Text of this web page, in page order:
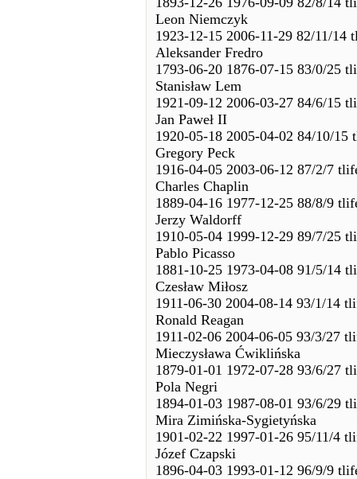
Leon Niemczyk
1923-12-15 2006-11-29 82/11/14
Aleksander Fredro
1793-06-20 1876-07-15 83/0/25
Stanisław Lem
1921-09-12 2006-03-27 84/6/15
Jan Paweł II
1920-05-18 2005-04-02 84/10/15
Gregory Peck
1916-04-05 2003-06-12 87/2/7
Charles Chaplin
1889-04-16 1977-12-25 88/8/9
Jerzy Waldorff
1910-05-04 1999-12-29 89/7/25
Pablo Picasso
1881-10-25 1973-04-08 91/5/14
Czesław Miłosz
1911-06-30 2004-08-14 93/1/14
Ronald Reagan
1911-02-06 2004-06-05 93/3/27
Mieczysława Ćwiklińska
1879-01-01 1972-07-28 93/6/27
Pola Negri
1894-01-03 1987-08-01 93/6/29
Mira Zimińska-Sygietyńska
1901-02-22 1997-01-26 95/11/4
Józef Czapski
1896-04-03 1993-01-12 96/9/9